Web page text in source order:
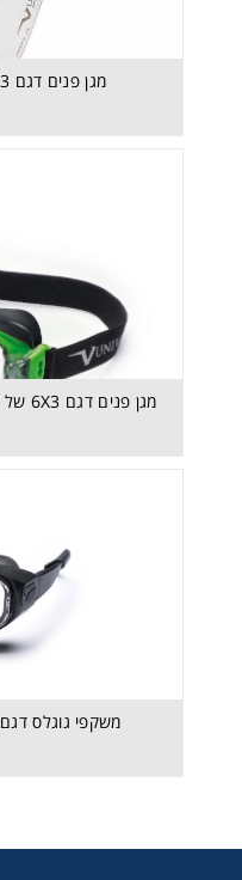
מגן פנים דגם 6X3 של חברת UNIVET
משקפי גוגלס דגם 6X1 של חברת UNIVET